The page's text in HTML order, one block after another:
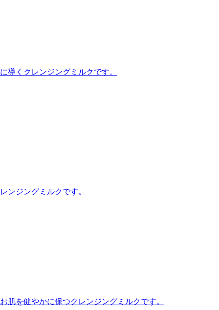
導くクレンジングミルクです。
ンジングミルクです。
肌を健やかに保つクレンジングミルクです。